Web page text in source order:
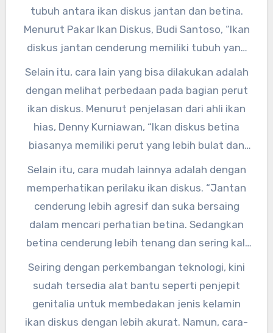
tubuh antara ikan diskus jantan dan betina.
Menurut Pakar Ikan Diskus, Budi Santoso, “Ikan
diskus jantan cenderung memiliki tubuh yang
lebih besar dan berotot dibandingkan dengan
betina. Selain itu, warna dan corak pada tubuh
ikan juga bisa sedikit berbeda antara jantan
dan betina.”
Selain itu, cara lain yang bisa dilakukan adalah
dengan melihat perbedaan pada bagian perut
ikan diskus. Menurut penjelasan dari ahli ikan
hias, Denny Kurniawan, “Ikan diskus betina
biasanya memiliki perut yang lebih bulat dan
buncit dibandingkan dengan jantan yang
perutnya lebih ramping dan cenderung datar.”
Selain itu, cara mudah lainnya adalah dengan
memperhatikan perilaku ikan diskus. “Jantan
cenderung lebih agresif dan suka bersaing
dalam mencari perhatian betina. Sedangkan
betina cenderung lebih tenang dan sering kali
memilih untuk bersembunyi di balik tumbuhan
atau batu,” jelas Denny.
Seiring dengan perkembangan teknologi, kini
sudah tersedia alat bantu seperti penjepit
genitalia untuk membedakan jenis kelamin
ikan diskus dengan lebih akurat. Namun, cara-